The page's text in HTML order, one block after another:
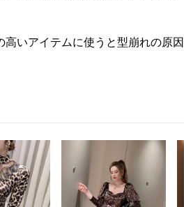
高いアイテムに使うと型崩れの原因